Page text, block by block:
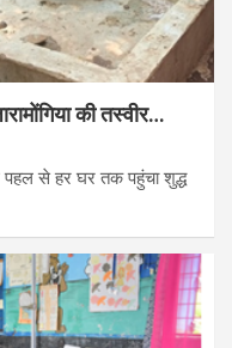
की तस्वीर…
पहल से हर घर तक पहुंचा शुद्ध